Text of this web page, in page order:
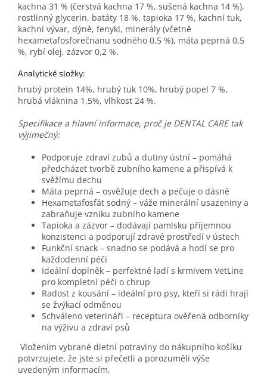
kachna 31 % (čerstvá kachna 17 %, sušená kachna 14 %),
rostlinný glycerin, batáty 18 %, tapioka 17 %, kachní tuk,
kachní vývar, dýně, fenykl, minerály (včetně
hexametafosforečnanu sodného 0,5 %), máta peprná 0,5
%, rybí olej, zázvor 0,2 %.
Analytické složky:
hrubý protein 14%, hrubý tuk 10%, hrubý popel 7 %,
hrubá vláknina 1,5%, vlhkost 24 %.
Specifikace a hlavní informace, proč je DENTAL CARE tak
výjimečný:
Podporuje zdraví zubů a dutiny ústní – pomáhá
předcházet tvorbě zubního kamene a přispívá k
svěžímu dechu
Máta peprná – osvěžuje dech a pečuje o dásně
Hexametafosfát sodný – váže minerální usazeniny a
zabraňuje vzniku zubního kamene
Tapioka a zázvor – dodávají pamlsku příjemnou
konzistenci a podporují zdravé prostředí v ústech
Funkční snack – snadno se podává a hodí se pro
každodenní péči
Ideální doplněk – perfektně ladí s krmivem VetLine
pro kompletní péči o chrup
Radost z kousání – ideální pro psy, kteří si rádi hrají
se žvýkací odměnou
Schváleno veterináři – receptura ověřená odborníky
na výživu a zdraví psů
Vložením vybrané dietní potraviny do nákupního košíku
potvrzujete, že jste si přečetli a porozuměli výše
uvedeným informacím.